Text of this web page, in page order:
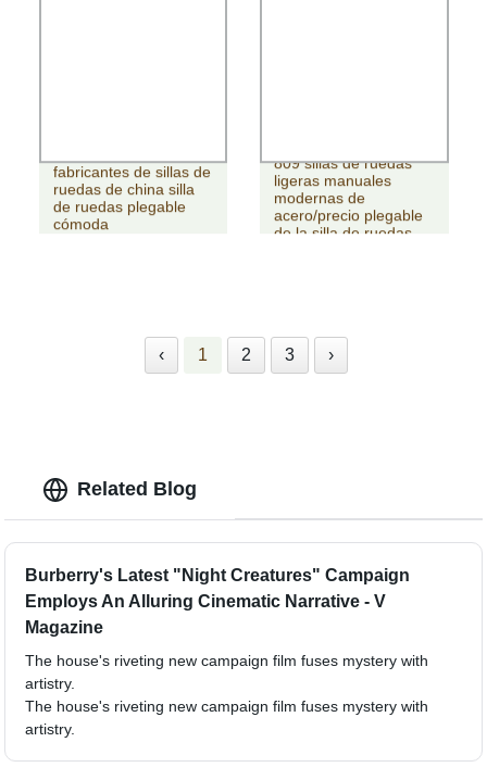
fabricantes de sillas de
ruedas de china silla
de ruedas plegable
cómoda
809 sillas de ruedas
ligeras manuales
modernas de
acero/precio plegable
de la silla de ruedas
‹ 1 2 3 ›
Related Blog
Burberry's Latest "Night Creatures" Campaign
Employs An Alluring Cinematic Narrative - V
Magazine
The house's riveting new campaign film fuses mystery with
artistry.
The house's riveting new campaign film fuses mystery with
artistry.